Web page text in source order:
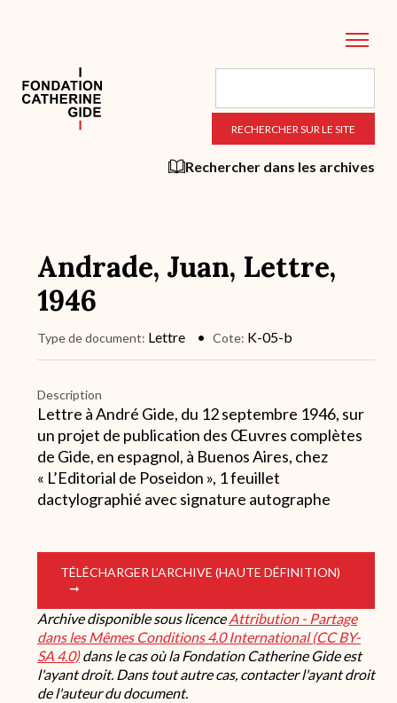
principal
Rechercher dans les archives
Andrade, Juan, Lettre,
1946
Type de document Lettre Cote K-05-b
Description
Lettre à André Gide, du 12 septembre 1946, sur
un projet de publication des Œuvres complètes
de Gide, en espagnol, à Buenos Aires, chez
« L’Editorial de Poseidon », 1 feuillet
dactylographié avec signature autographe
TÉLÉCHARGER L’ARCHIVE (HAUTE DÉFINITION)
Archive disponible sous licenceAttribution - Partage
dans les Mêmes Conditions 4.0 International (CC BY-
SA 4.0)dans le cas où la Fondation Catherine Gide est
l'ayant droit. Dans tout autre cas, contacter l'ayant droit
de l'auteur du document.